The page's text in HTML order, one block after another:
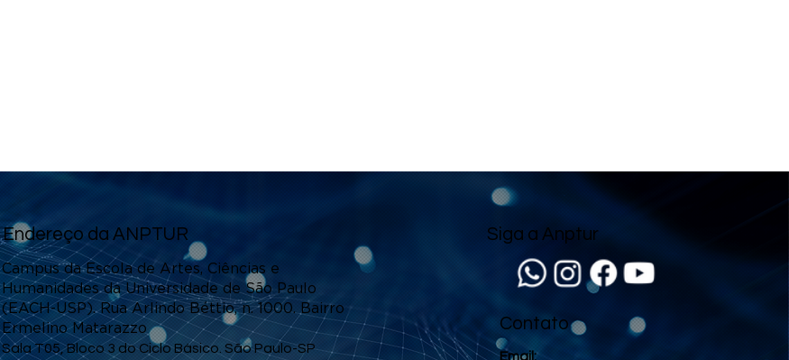
Endereço da ANPTUR
Campus da Escola de Artes, Ciências e
Humanidades da Universidade de São Paulo
(EACH-USP). Rua Arlindo Béttio, n. 1000. Bairro
Ermelino Matarazzo
Sala T05, Bloco 3 do Ciclo Básico. São Paulo-SP
Siga a Anptur
Contato
Email: